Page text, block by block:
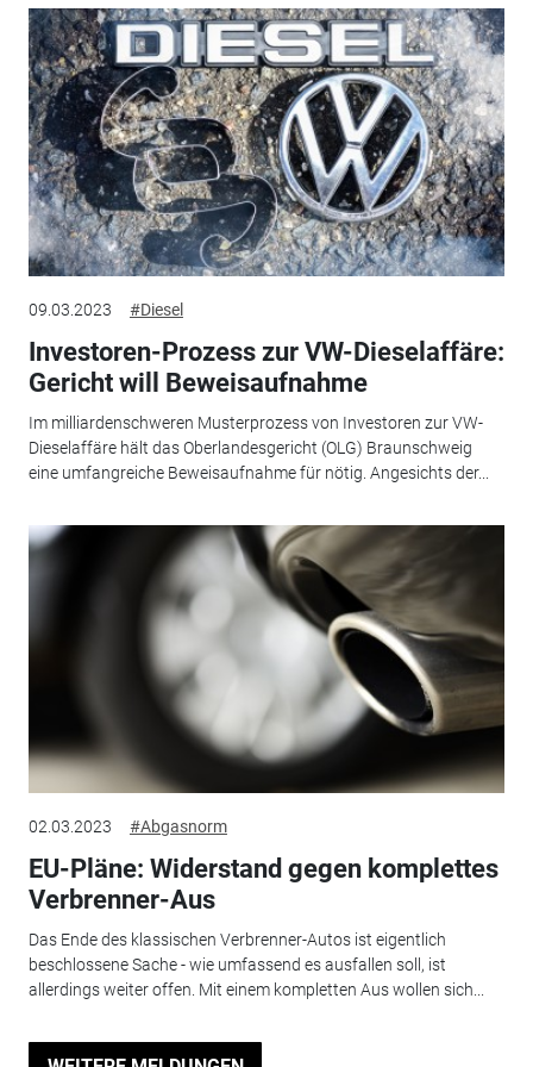
09.03.2023 #Diesel
Investoren-Prozess zur VW-Dieselaffäre:
Gericht will Beweisaufnahme
Im milliardenschweren Musterprozess von Investoren zur VW-
Dieselaffäre hält das Oberlandesgericht (OLG) Braunschweig
eine umfangreiche Beweisaufnahme für nötig. Angesichts der...
02.03.2023 #Abgasnorm
EU-Pläne: Widerstand gegen komplettes
Verbrenner-Aus
Das Ende des klassischen Verbrenner-Autos ist eigentlich
beschlossene Sache - wie umfassend es ausfallen soll, ist
allerdings weiter offen. Mit einem kompletten Aus wollen sich...